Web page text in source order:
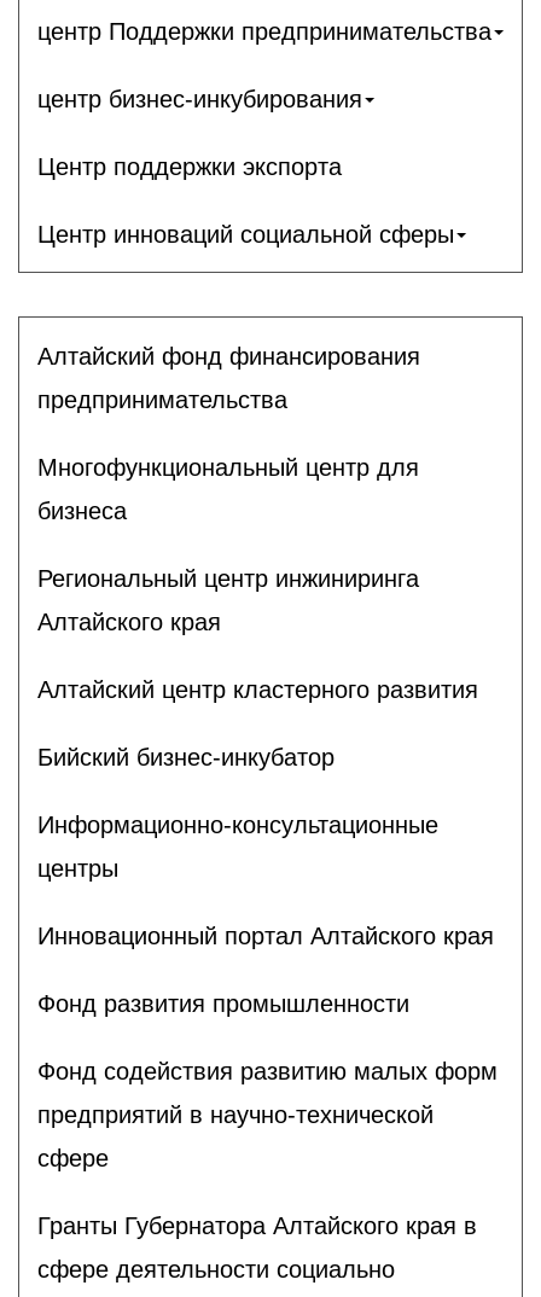
центр Поддержки предпринимательства
центр бизнес-инкубирования
Центр поддержки экспорта
Центр инноваций социальной сферы
Алтайский фонд финансирования
предпринимательства
Многофункциональный центр для
бизнеса
Региональный центр инжиниринга
Алтайского края
Алтайский центр кластерного развития
Бийский бизнес-инкубатор
Информационно-консультационные
центры
Инновационный портал Алтайского края
Фонд развития промышленности
Фонд содействия развитию малых форм
предприятий в научно-технической
сфере
Гранты Губернатора Алтайского края в
сфере деятельности социально